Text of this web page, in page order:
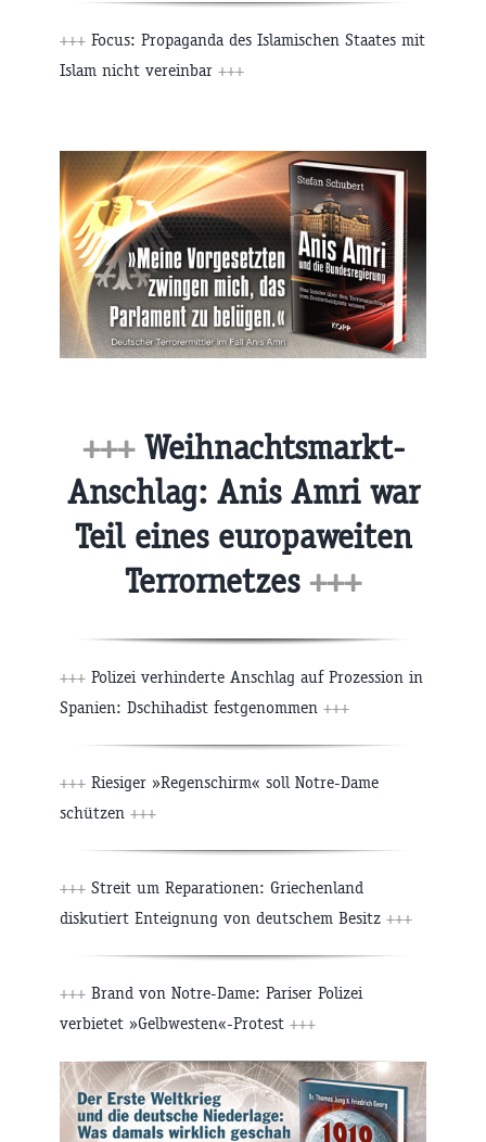
+++ Focus: Propaganda des Islamischen Staates mit
Islam nicht vereinbar +++
+++Weihnachtsmarkt-
Anschlag: Anis Amri war
Teil eines europaweiten
Terrornetzes +++
+++ Polizei verhinderte Anschlag auf Prozession in
Spanien: Dschihadist festgenommen +++
+++ Riesiger »Regenschirm« soll Notre-Dame
schützen +++
+++ Streit um Reparationen: Griechenland
diskutiert Enteignung von deutschem Besitz +++
+++ Brand von Notre-Dame: Pariser Polizei
verbietet »Gelbwesten«-Protest +++